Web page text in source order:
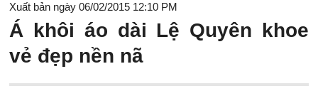
Xuất bản ngày 06/02/2015 12:10 PM
Á khôi áo dài Lệ Quyên khoe
vẻ đẹp nền nã